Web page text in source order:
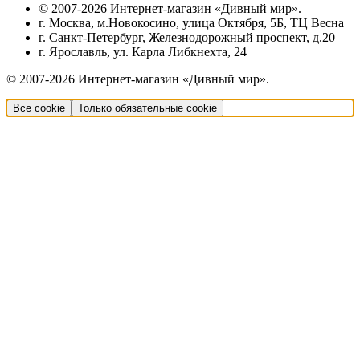
© 2007-2026 Интернет-магазин «Дивный мир».
г. Москва, м.Новокосино, улица Октября, 5Б, ТЦ Весна
г. Санкт-Петербург, Железнодорожный проспект, д.20
г. Ярославль, ул. Карла Либкнехта, 24
© 2007-2026 Интернет-магазин «Дивный мир».
Все cookie Только обязательные cookie